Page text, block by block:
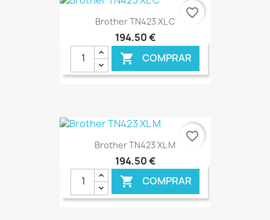
€ ONLINE
Brother TN423 XL C
194,50 €
 COMPRAR
€ ONLINE
favorite_border
Brother TN423 XL M
194,50 €
 COMPRAR
favorite_border